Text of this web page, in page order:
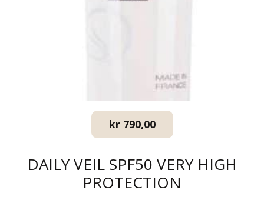
kr790,00
DAILY VEIL SPF50 VERY HIGH
PROTECTION